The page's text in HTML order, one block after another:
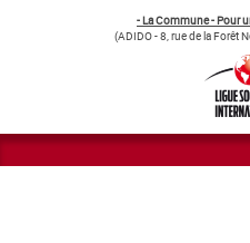
- La Commune - Pour
(ADIDO - 8, rue de la Forêt